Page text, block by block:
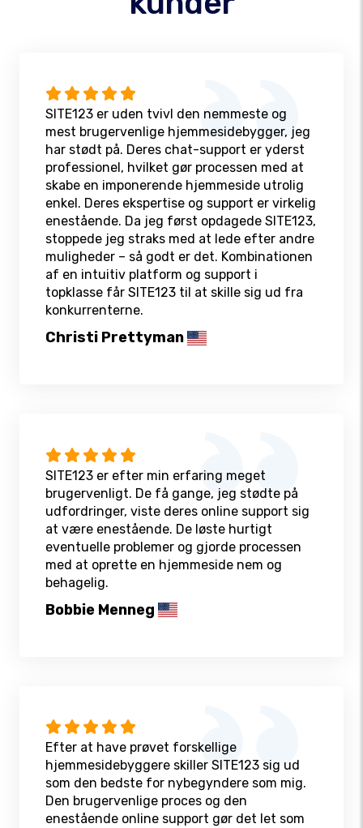
SITE123 er uden tvivl den nemmeste og
mest brugervenlige hjemmesidebygger, jeg
har stødt på. Deres chat-support er yderst
professionel, hvilket gør processen med at
skabe en imponerende hjemmeside utrolig
enkel. Deres ekspertise og support er virkelig
enestående. Da jeg først opdagede SITE123,
stoppede jeg straks med at lede efter andre
muligheder – så godt er det. Kombinationen
af en intuitiv platform og support i
topklasse får SITE123 til at skille sig ud fra
konkurrenterne.
Christi Prettyman
SITE123 er efter min erfaring meget
brugervenligt. De få gange, jeg stødte på
udfordringer, viste deres online support sig
at være enestående. De løste hurtigt
eventuelle problemer og gjorde processen
med at oprette en hjemmeside nem og
behagelig.
Bobbie Menneg
Efter at have prøvet forskellige
hjemmesidebyggere skiller SITE123 sig ud
som den bedste for nybegyndere som mig.
Den brugervenlige proces og den
enestående online support gør det let som